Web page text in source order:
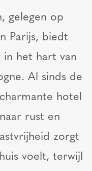
gelegen op
Parijs, biedt
in het hart van
Al sinds de
hotel
rust en
zorgt
voelt, terwijl